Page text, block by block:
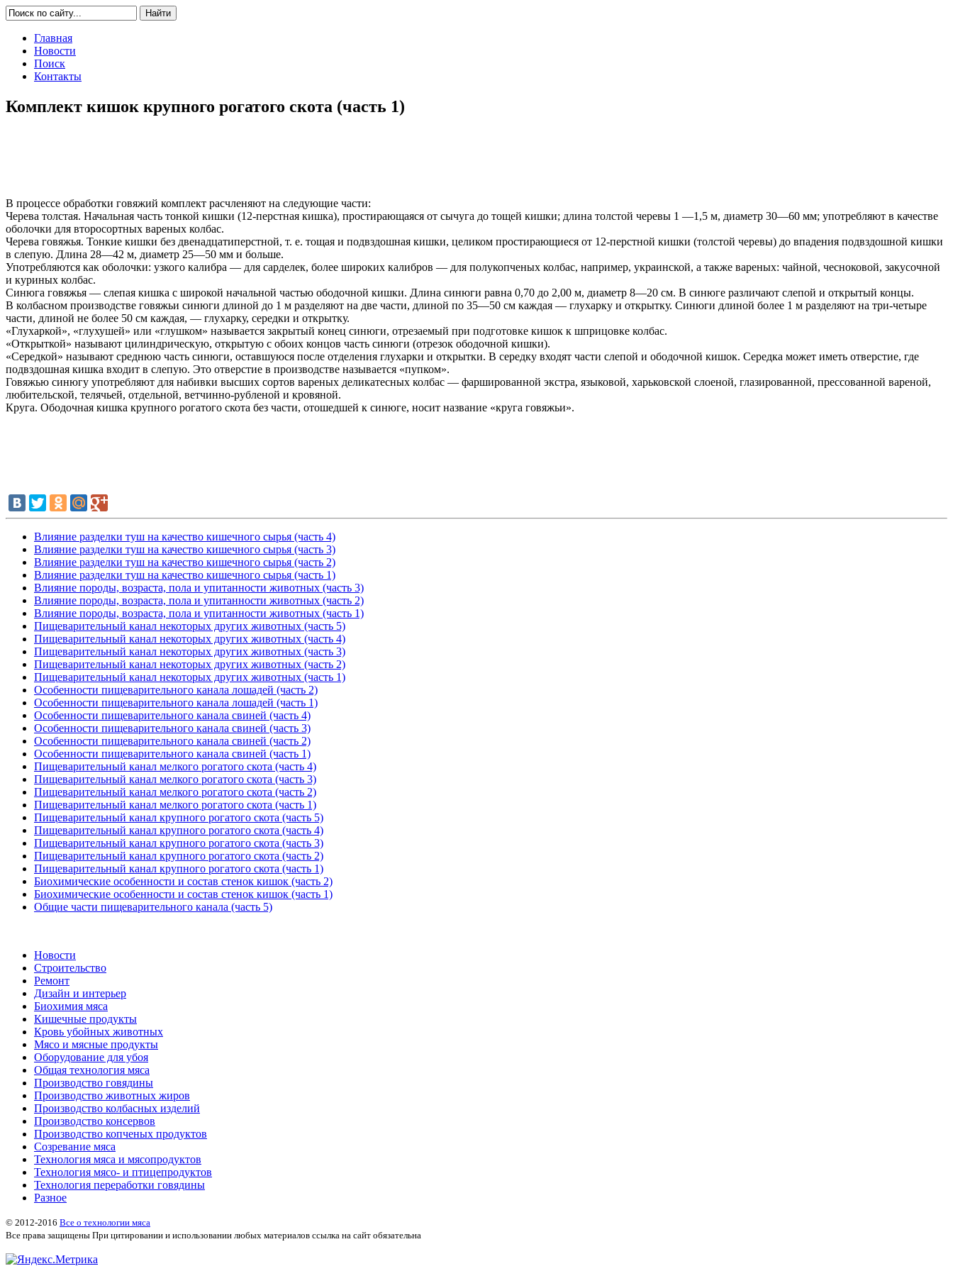
Главная
Новости
Поиск
Контакты
Комплект кишок крупного рогатого скота (часть 1)
В процессе обработки говяжий комплект расчленяют на следующие части:
Черева толстая. Начальная часть тонкой кишки (12-перстная кишка), простирающаяся от сычуга до тощей кишки; длина толстой черевы 1 —1,5 м, диаметр 30—60 мм; употребляют в качестве
оболочки для второсортных вареных колбас.
Черева говяжья. Тонкие кишки без двенадцатиперстной, т. е. тощая и подвздошная кишки, целиком простирающиеся от 12-перстной кишки (толстой черевы) до впадения подвздошной кишки
в слепую. Длина 28—42 м, диаметр 25—50 мм и больше.
Употребляются как оболочки: узкого калибра — для сарделек, более широких калибров — для полукопченых колбас, например, украинской, а также вареных: чайной, чесноковой, закусочной
и куриных колбас.
Синюга говяжья — слепая кишка с широкой начальной частью ободочной кишки. Длина синюги равна 0,70 до 2,00 м, диаметр 8—20 см. В синюге различают слепой и открытый концы.
В колбасном производстве говяжьи синюги длиной до 1 м разделяют на две части, длиной по 35—50 см каждая — глухарку и открытку. Синюги длиной более 1 м разделяют на три-четыре
части, длиной не более 50 см каждая, — глухарку, середки и открытку.
«Глухаркой», «глухушей» или «глушком» называется закрытый конец синюги, отрезаемый при подготовке кишок к шприцовке колбас.
«Открыткой» называют цилиндрическую, открытую с обоих концов часть синюги (отрезок ободочной кишки).
«Середкой» называют среднюю часть синюги, оставшуюся после отделения глухарки и открытки. В середку входят части слепой и ободочной кишок. Середка может иметь отверстие, где
подвздошная кишка входит в слепую. Это отверстие в производстве называется «пупком».
Говяжью синюгу употребляют для набивки высших сортов вареных деликатесных колбас — фаршированной экстра, языковой, харьковской слоеной, глазированной, прессованной вареной,
любительской, телячьей, отдельной, ветчинно-рубленой и кровяной.
Круга. Ободочная кишка крупного рогатого скота без части, отошедшей к синюге, носит название «круга говяжьи».
Влияние разделки туш на качество кишечного сырья (часть 4)
Влияние разделки туш на качество кишечного сырья (часть 3)
Влияние разделки туш на качество кишечного сырья (часть 2)
Влияние разделки туш на качество кишечного сырья (часть 1)
Влияние породы, возраста, пола и упитанности животных (часть 3)
Влияние породы, возраста, пола и упитанности животных (часть 2)
Влияние породы, возраста, пола и упитанности животных (часть 1)
Пищеварительный канал некоторых других животных (часть 5)
Пищеварительный канал некоторых других животных (часть 4)
Пищеварительный канал некоторых других животных (часть 3)
Пищеварительный канал некоторых других животных (часть 2)
Пищеварительный канал некоторых других животных (часть 1)
Особенности пищеварительного канала лошадей (часть 2)
Особенности пищеварительного канала лошадей (часть 1)
Особенности пищеварительного канала свиней (часть 4)
Особенности пищеварительного канала свиней (часть 3)
Особенности пищеварительного канала свиней (часть 2)
Особенности пищеварительного канала свиней (часть 1)
Пищеварительный канал мелкого рогатого скота (часть 4)
Пищеварительный канал мелкого рогатого скота (часть 3)
Пищеварительный канал мелкого рогатого скота (часть 2)
Пищеварительный канал мелкого рогатого скота (часть 1)
Пищеварительный канал крупного рогатого скота (часть 5)
Пищеварительный канал крупного рогатого скота (часть 4)
Пищеварительный канал крупного рогатого скота (часть 3)
Пищеварительный канал крупного рогатого скота (часть 2)
Пищеварительный канал крупного рогатого скота (часть 1)
Биохимические особенности и состав стенок кишок (часть 2)
Биохимические особенности и состав стенок кишок (часть 1)
Общие части пищеварительного канала (часть 5)
Новости
Строительство
Ремонт
Дизайн и интерьер
Биохимия мяса
Кишечные продукты
Кровь убойных животных
Мясо и мясные продукты
Оборудование для убоя
Общая технология мяса
Производство говядины
Производство животных жиров
Производство колбасных изделий
Производство консервов
Производство копченых продуктов
Созревание мяса
Технология мяса и мясопродуктов
Технология мясо- и птицепродуктов
Технология переработки говядины
Разное
© 2012-2016 Все о технологии мяса
Все права защищены При цитировании и использовании любых материалов ссылка на сайт обязательна